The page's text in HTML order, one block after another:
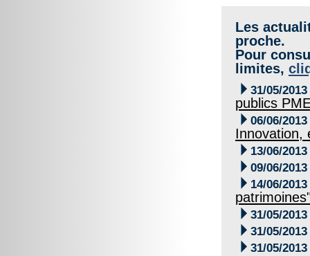
Les
proche.
Pour
limites,
 31/05/2013
publics
 06/06/2013
Innovation,
 13/06/2013
 09/06/2013
 14/06/2013
 31/05/2013
 31/05/2013
 31/05/2013